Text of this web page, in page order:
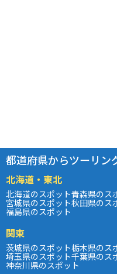
都道府県からツーリン
北海道・東北
北海道のスポット青森県のス
宮城県のスポット秋田県のス
福島県のスポット
関東
茨城県のスポット栃木県のス
埼玉県のスポット千葉県のス
神奈川県のスポット